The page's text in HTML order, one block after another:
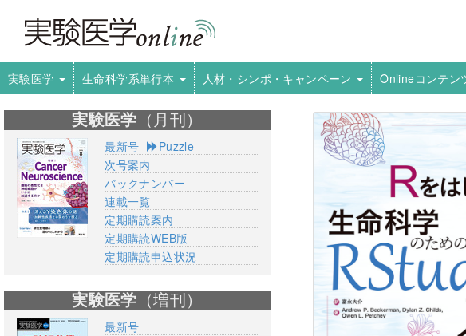
実験医学 生命科学系単行本 人材・シンポ・キャンペーン Onlineコンテン
実験医学 （月刊）
最新号
Puzzle
次号案内
バックナンバー
連載一覧
定期購読案内
定期購読WEB版
定期購読申込状況
実験医学 （増刊）
最新号